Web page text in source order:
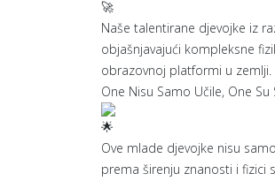
Naše talentirane djevojke iz
objašnjavajući kompleksne
obrazovnoj platformi u zemlji.
One Nisu Samo Učile, One Su
Ove mlade djevojke nisu
prema širenju znanosti i fizici